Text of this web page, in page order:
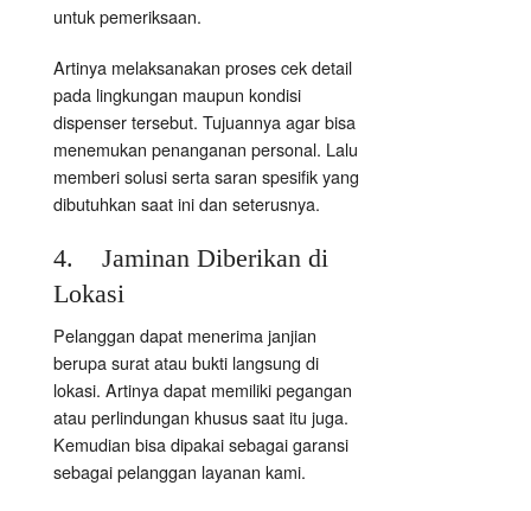
untuk pemeriksaan.
Artinya melaksanakan proses cek detail
pada lingkungan maupun kondisi
dispenser tersebut. Tujuannya agar bisa
menemukan penanganan personal. Lalu
memberi solusi serta saran spesifik yang
dibutuhkan saat ini dan seterusnya.
4. Jaminan Diberikan di
Lokasi
Pelanggan dapat menerima janjian
berupa surat atau bukti langsung di
lokasi. Artinya dapat memiliki pegangan
atau perlindungan khusus saat itu juga.
Kemudian bisa dipakai sebagai garansi
sebagai pelanggan layanan kami.